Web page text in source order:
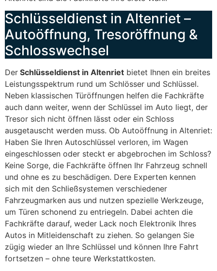
Schlüsseldienst in Altenriet –
Autoöffnung, Tresoröffnung &
Schlosswechsel
Der Schlüsseldienst in Altenriet bietet Ihnen ein breites
Leistungsspektrum rund um Schlösser und Schlüssel.
Neben klassischen Türöffnungen helfen die Fachkräfte
auch dann weiter, wenn der Schlüssel im Auto liegt, der
Tresor sich nicht öffnen lässt oder ein Schloss
ausgetauscht werden muss. Ob Autoöffnung in Altenriet:
Haben Sie Ihren Autoschlüssel verloren, im Wagen
eingeschlossen oder steckt er abgebrochen im Schloss?
Keine Sorge, die Fachkräfte öffnen Ihr Fahrzeug schnell
und ohne es zu beschädigen. Dere Experten kennen
sich mit den Schließsystemen verschiedener
Fahrzeugmarken aus und nutzen spezielle Werkzeuge,
um Türen schonend zu entriegeln. Dabei achten die
Fachkräfte darauf, weder Lack noch Elektronik Ihres
Autos in Mitleidenschaft zu ziehen. So gelangen Sie
zügig wieder an Ihre Schlüssel und können Ihre Fahrt
fortsetzen – ohne teure Werkstattkosten.